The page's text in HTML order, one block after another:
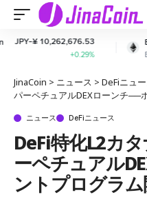
Ethereum
ETH
JPY-
JinaCoin > ニュース > DeFiニュ
パーペチュアルDEXローンチ──
ニュース DeFiニュース
DeFi特化L2カ
ーペチュアル
ントプログラ